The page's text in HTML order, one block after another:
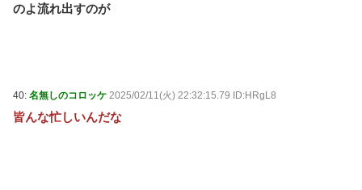
のよ流れ出すのが
40: 名無しのコロッケ 2025/02/11(火) 22:32:15.79 ID:HRgL8
皆んな忙しいんだな